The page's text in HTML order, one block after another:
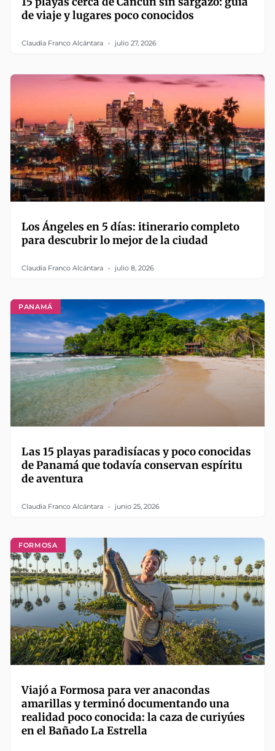
de viaje y lugares poco conocidos
Claudia Franco Alcántara julio 27, 2026
Los Ángeles en 5 días: itinerario completo
para descubrir lo mejor de la ciudad
Claudia Franco Alcántara julio 8, 2026
PANAMÁ
Las 15 playas paradisíacas y poco conocidas
de Panamá que todavía conservan espíritu
de aventura
Claudia Franco Alcántara junio 25, 2026
FORMOSA
Viajó a Formosa para ver anacondas
amarillas y terminó documentando una
realidad poco conocida: la caza de curiyúes
en el Bañado La Estrella